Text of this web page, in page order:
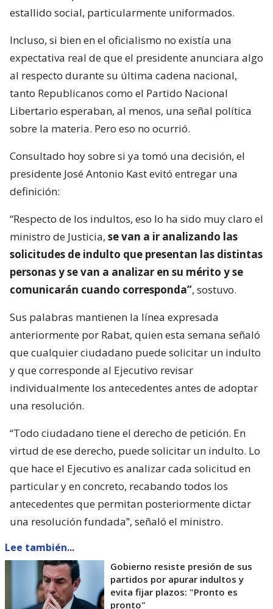
estallido social, particularmente uniformados.
Incluso, si bien en el oficialismo no existía una
expectativa real de que el presidente anunciara algo
al respecto durante su última cadena nacional,
tanto Republicanos como el Partido Nacional
Libertario esperaban, al menos, una señal política
sobre la materia. Pero eso no ocurrió.
Consultado hoy sobre si ya tomó una decisión, el
presidente José Antonio Kast evitó entregar una
definición:
“Respecto de los indultos, eso lo ha sido muy claro el
ministro de Justicia, se van a ir analizando las
solicitudes de indulto que presentan las distintas
personas y se van a analizar en su mérito y se
comunicarán cuando corresponda”, sostuvo.
Sus palabras mantienen la línea expresada
anteriormente por Rabat, quien esta semana señaló
que cualquier ciudadano puede solicitar un indulto
y que corresponde al Ejecutivo revisar
individualmente los antecedentes antes de adoptar
una resolución.
“Todo ciudadano tiene el derecho de petición. En
virtud de ese derecho, puede solicitar un indulto. Lo
que hace el Ejecutivo es analizar cada solicitud en
particular y en concreto, recabando todos los
antecedentes que permitan posteriormente dictar
una resolución fundada”, señaló el ministro.
Lee también...
Gobierno resiste presión de sus
partidos por apurar indultos y
evita fijar plazos: "Pronto es
pronto"